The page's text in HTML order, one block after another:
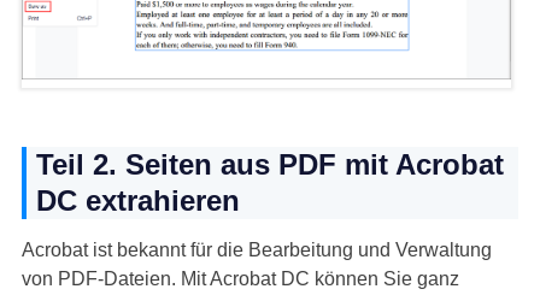
Teil 2. Seiten aus PDF mit Acrobat
DC extrahieren
Acrobat ist bekannt für die Bearbeitung und Verwaltung
von PDF-Dateien. Mit Acrobat DC können Sie ganz